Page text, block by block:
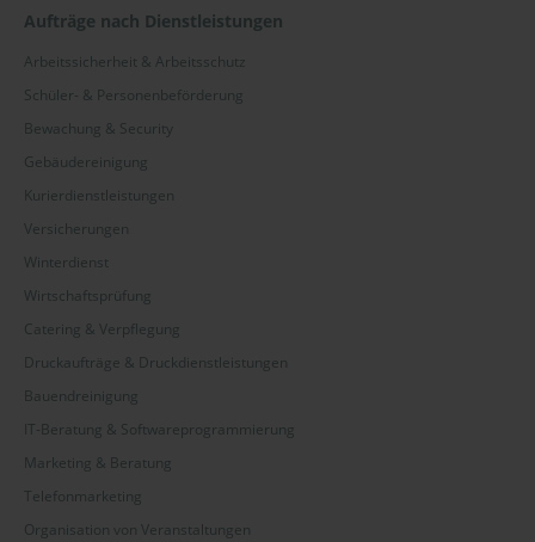
Aufträge nach Dienstleistungen
Arbeitssicherheit & Arbeitsschutz
Schüler- & Personenbeförderung
Bewachung & Security
Gebäudereinigung
Kurierdienstleistungen
Versicherungen
Winterdienst
Wirtschaftsprüfung
Catering & Verpflegung
Druckaufträge & Druckdienstleistungen
Bauendreinigung
IT-Beratung & Softwareprogrammierung
Marketing & Beratung
Telefonmarketing
Organisation von Veranstaltungen